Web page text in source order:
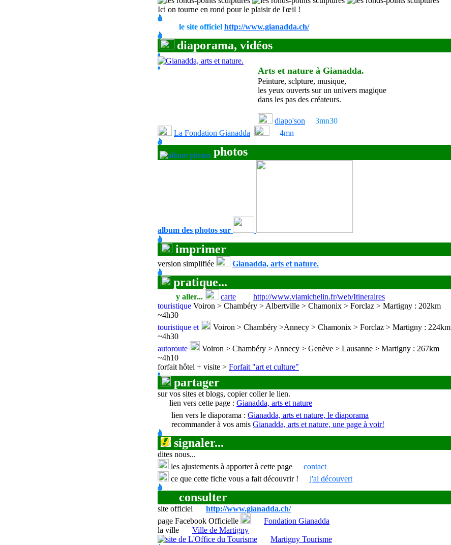
Ici on tourne en rond pour le plaisir de l'œil !
le site officiel http://www.gianadda.ch/
diaporama, vidéos
Arts et nature à Gianadda.
Peinture, sclpture, musique,
les yeux ouverts sur un univers magique
dans les pas des créateurs.
diapo'son
3mn30
La Fondation Gianadda
4mn
photos
album des photos sur
imprimer
version simplifiée Gianadda, arts et nature.
pratique...
y aller... carte
http://www.viamichelin.fr/web/Itineraires
touristique Voiron > Chambéry > Albertville > Chamonix > Forclaz > Martigny : 202km
~4h30
touristique et
Voiron > Chambéry >Annecy > Chamonix > Forclaz > Martigny : 224km
~4h30
autoroute
Voiron > Chambéry > Annecy > Genève > Lausanne > Martigny : 267km
~4h10
forfait hôtel + visite > Forfait "art et culture"
partager
sur vos sites et blogs, copier coller le lien.
lien vers cette page : Gianadda, arts et nature
lien vers le diaporama : Gianadda, arts et nature, le diaporama
recommander à vos amis Gianadda, arts et nature, une page à voir!
signaler...
dites nous...
les ajustements à apporter à cette page
contact
ce que cette fiche vous a fait découvrir !
j'ai découvert
consulter
site officiel
http://www.gianadda.ch/
page Facebook Officielle
Fondation Gianadda
la ville
Ville de Martigny
Martigny Tourisme